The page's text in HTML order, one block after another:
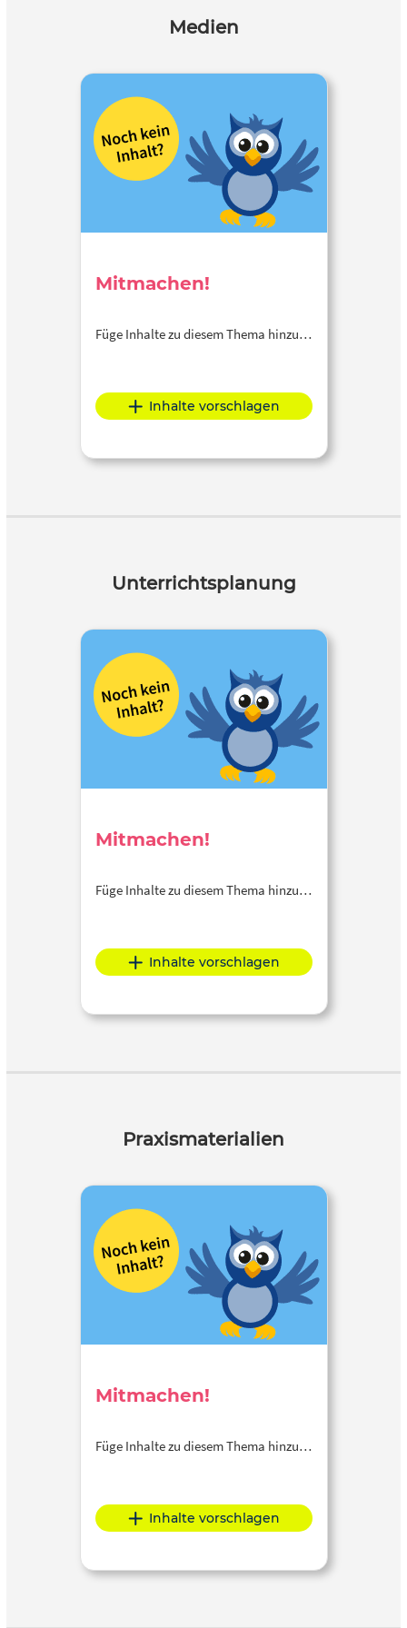
Medien
Mitmachen!
Füge Inhalte zu diesem Thema hinzu…
Inhalte vorschlagen
Unterrichtsplanung
Mitmachen!
Füge Inhalte zu diesem Thema hinzu…
Inhalte vorschlagen
Praxismaterialien
Mitmachen!
Füge Inhalte zu diesem Thema hinzu…
Inhalte vorschlagen